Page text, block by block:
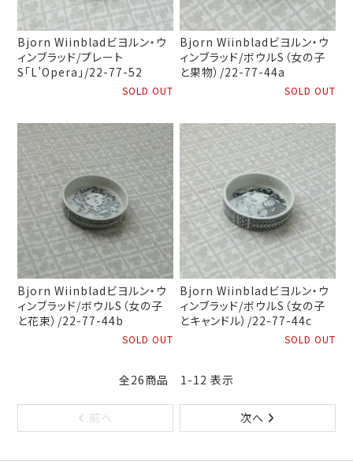
Bjorn Wiinbladビヨルン・ウ
ィンブラッド/プレート
S「L’Opera」/22-77-52
SOLD OUT
Bjorn Wiinbladビヨルン・ウ
ィンブラッド/ボウルS（女の子
と果物）/22-77-44a
SOLD OUT
Bjorn Wiinbladビヨルン・ウ
ィンブラッド/ボウルS（女の子
と花束）/22-77-44b
SOLD OUT
Bjorn Wiinbladビヨルン・ウ
ィンブラッド/ボウルS（女の子
とキャンドル）/22-77-44c
SOLD OUT
全26商品 1-12 表示
前へ 次へ